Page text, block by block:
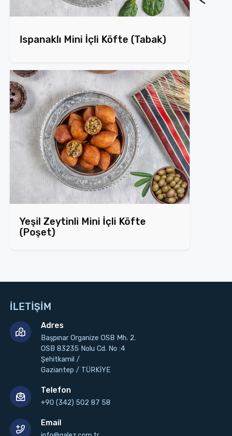
Ispanaklı Mini İçli Köfte (Tabak)
Yeşil Zeytinli Mini İçli Köfte
(Poşet)
İLETİŞİM
Adres
Başpınar Organize OSB Mh. 2.
OSB 83235 Nolu Cd. No :4
Şehitkamil /
Gaziantep / TÜRKİYE
Telefon
+90 (342) 502 87 58
Email